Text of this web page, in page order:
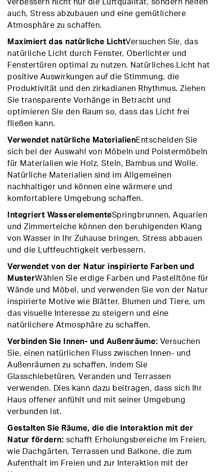
verbessern nicht nur die Luftqualität, sondern helfen
auch, Stress abzubauen und eine gemütlichere
Atmosphäre zu schaffen.
Maximiert das natürliche LichtVersuchen Sie, das
natürliche Licht durch Fenster, Oberlichter und
Fenstertüren optimal zu nutzen. Natürliches Licht hat
positive Auswirkungen auf die Stimmung, die
Produktivität und den zirkadianen Rhythmus. Ziehen
Sie transparente Vorhänge in Betracht und
optimieren Sie den Raum so, dass das Licht frei
fließen kann.
Verwendet natürliche MaterialienEntscheiden Sie
sich bei der Auswahl von Möbeln und Polstermöbeln
für Materialien wie Holz, Stein, Bambus und Wolle.
Natürliche Materialien sind im Allgemeinen
nachhaltiger und können eine wärmere und
komfortablere Umgebung schaffen.
Integriert WasserelementeSpringbrunnen, Aquarien
und Zimmerteiche können den beruhigenden Klang
von Wasser in Ihr Zuhause bringen, Stress abbauen
und die Luftfeuchtigkeit verbessern.
Verwendet von der Natur inspirierte Farben und
MusterWählen Sie erdige Farben und Pastelltöne für
Wände und Möbel, und verwenden Sie von der Natur
inspirierte Motive wie Blätter, Blumen und Tiere, um
das visuelle Interesse zu steigern und eine
natürlichere Atmosphäre zu schaffen.
Verbinden Sie Innen- und Außenräume: Versuchen
Sie, einen natürlichen Fluss zwischen Innen- und
Außenräumen zu schaffen, indem Sie
Glasschiebetüren, Veranden und Terrassen
verwenden. Dies kann dazu beitragen, dass sich Ihr
Haus offener anfühlt und mit seiner Umgebung
verbunden ist.
Gestalten Sie Räume, die die Interaktion mit der
Natur fördern: schafft Erholungsbereiche im Freien,
wie Dachgärten, Terrassen und Balkone, die zum
Aufenthalt im Freien und zur Interaktion mit der